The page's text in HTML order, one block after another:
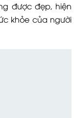
được đẹp, hiện
khỏe của người